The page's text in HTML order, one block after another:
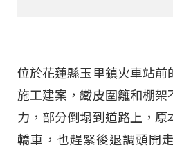
位於花蓮縣玉里鎮火車站前
施工建案，鐵皮圍籬和棚架
力，部分倒塌到道路上，
轎車，也趕緊後退調頭開